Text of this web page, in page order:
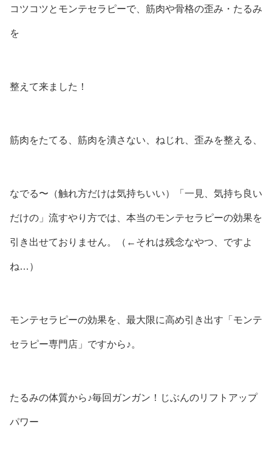
コツコツとモンテセラピーで、筋肉や骨格の歪み・たるみ
を
整えて来ました！
筋肉をたてる、筋肉を潰さない、ねじれ、歪みを整える、
なでる〜（触れ方だけは気持ちいい）「一見、気持ち良い
だけの」流すやり方では、本当のモンテセラピーの効果を
引き出せておりません。（←それは残念なやつ、ですよ
ね…）
モンテセラピーの効果を、最大限に高め引き出す「モンテ
セラピー専門店」ですから♪。
たるみの体質から♪毎回ガンガン！じぶんのリフトアップ
パワー